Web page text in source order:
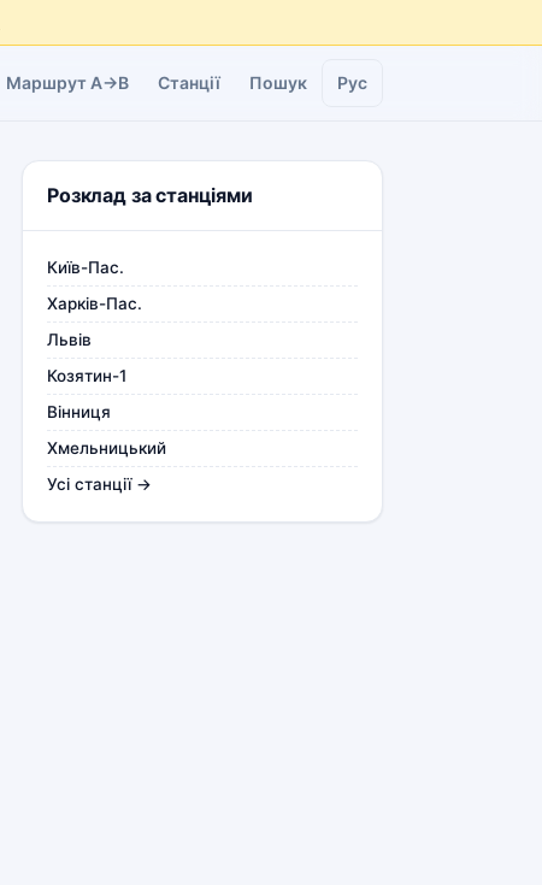
Маршрут A→B Станції Пошук Рус
Розклад за станціями
Київ-Пас.
Харків-Пас.
Львів
Козятин-1
Вінниця
Хмельницький
Усі станції →